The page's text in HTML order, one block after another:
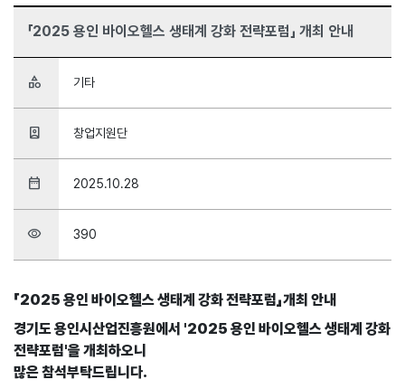
「2025 용인 바이오헬스 생태계 강화 전략포럼」 개최 안내
category 기타
person_book 창업지원단
date_range 2025.10.28
visibility 390
「2025 용인 바이오헬스 생태계 강화 전략포럼」개최 안내
경기도 용인시산업진흥원에서 '2025 용인 바이오헬스 생태계 강화
전략포럼'을 개최하오니
많은 참석부탁드립니다.